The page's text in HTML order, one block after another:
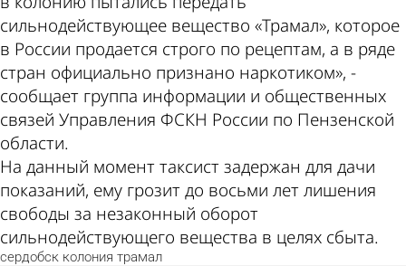
сильнодействующее вещество «Трамал», которое
в России продается строго по рецептам, а в ряде
стран официально признано наркотиком», -
сообщает группа информации и общественных
связей Управления ФСКН России по Пензенской
области.
На данный момент таксист задержан для дачи
показаний, ему грозит до восьми лет лишения
свободы за незаконный оборот
сильнодействующего вещества в целях сбыта.
сердобск колония трамал